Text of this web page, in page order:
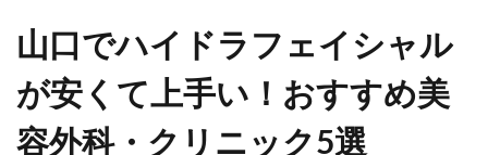
山口でハイドラフェイシャル
が安くて上手い！おすすめ美
容外科・クリニック5選